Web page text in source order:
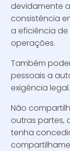
devidamente
consistência
a eficiência de
operações.
Também
pessoais a
exigência legal.
Não
outras partes,
tenha